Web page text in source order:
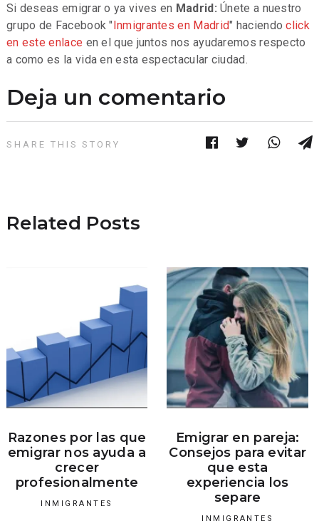
Si deseas emigrar o ya vives en Madrid:Únete a nuestro
grupo de Facebook "Inmigrantes en Madrid" haciendoclick
en este enlace en el que juntos nos ayudaremos respecto
a como es la vida en esta espectacular ciudad.
Deja un comentario
SHARE THIS STORY
Related Posts
Razones por las que
emigrar nos ayuda a
crecer
profesionalmente
INMIGRANTES
Emigrar en pareja:
Consejos para evitar
que esta
experiencia los
separe
INMIGRANTES